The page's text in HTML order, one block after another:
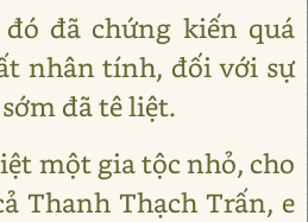
đã chứng kiến quá
nhân tính, đối với sự
đã tê liệt.
một gia tộc nhỏ, cho
Thanh Thạch Trấn, e